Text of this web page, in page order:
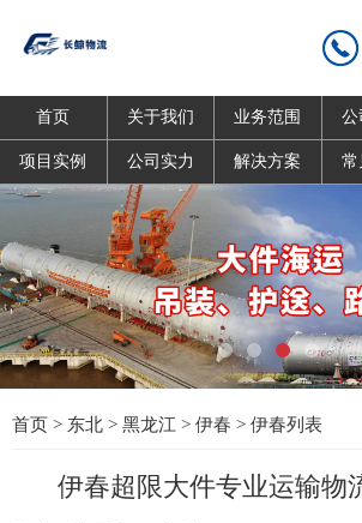
首页 关于我们 业务范围 公
项目实例 公司实力 解决方案 常
首页 > 东北 > 黑龙江 > 伊春 > 伊春列表
伊春超限大件专业运输物